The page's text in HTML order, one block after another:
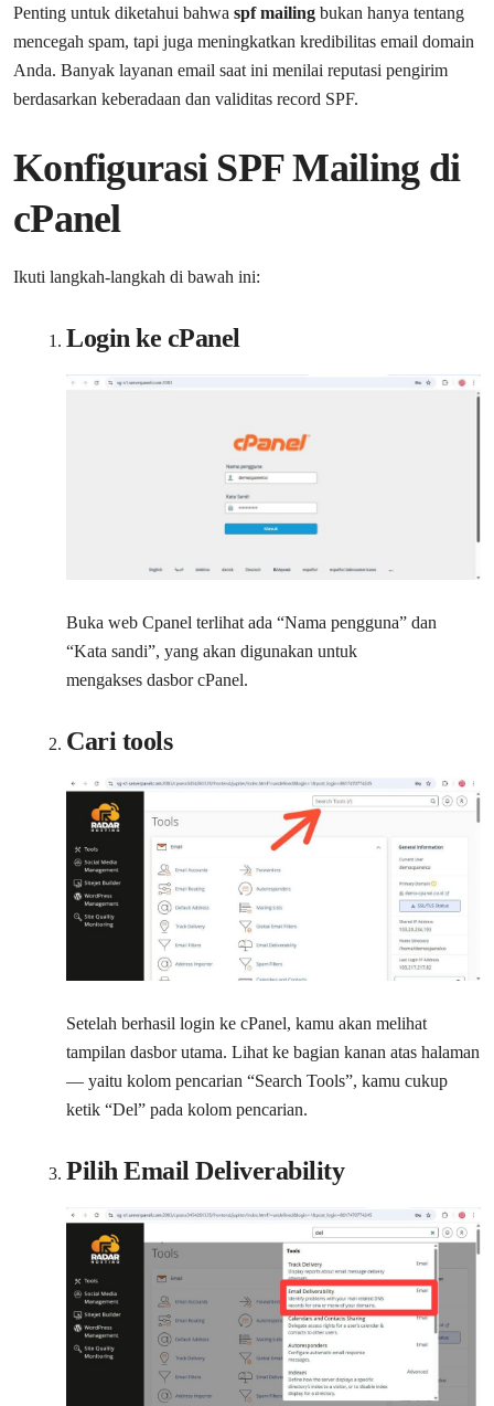
Penting untuk diketahui bahwa spf mailing bukan hanya tentang
mencegah spam, tapi juga meningkatkan kredibilitas email domain
Anda. Banyak layanan email saat ini menilai reputasi pengirim
berdasarkan keberadaan dan validitas record SPF.
Konfigurasi SPF Mailing di
cPanel
Ikuti langkah-langkah di bawah ini:
Login ke cPanel
Buka web Cpanel terlihat ada “Nama pengguna” dan
“Kata sandi”, yang akan digunakan untuk
mengakses dasbor cPanel.
Cari tools
Setelah berhasil login ke cPanel, kamu akan melihat
tampilan dasbor utama. Lihat ke bagian kanan atas halaman
— yaitu kolom pencarian “Search Tools”, kamu cukup
ketik “Del” pada kolom pencarian.
Pilih Email Deliverability